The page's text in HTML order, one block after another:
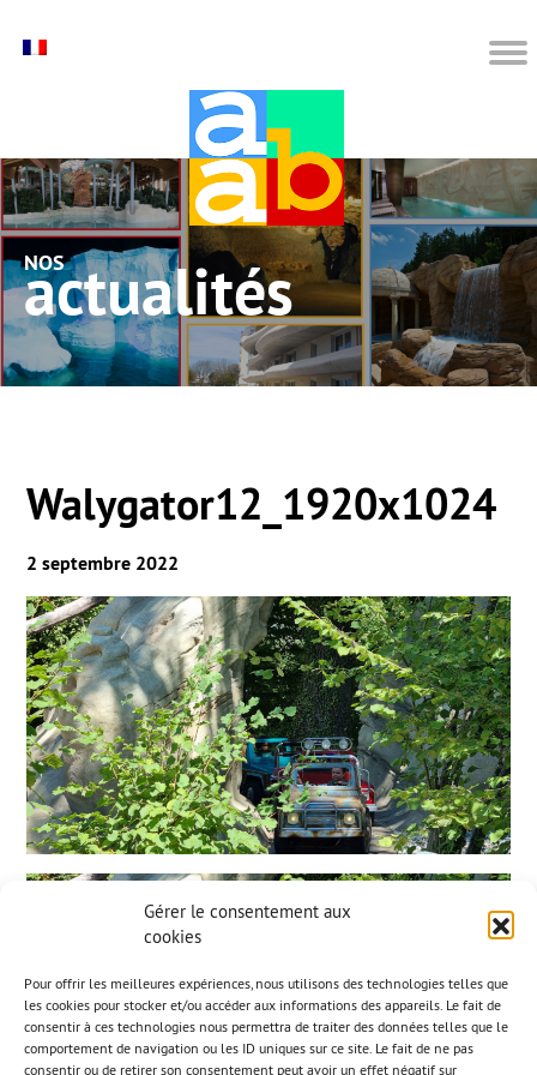
Gérer le consentement aux
cookies
Pour offrir les meilleures expériences, nous utilisons des technologies telles que
les cookies pour stocker et/ou accéder aux informations des appareils. Le fait de
consentir à ces technologies nous permettra de traiter des données telles que le
comportement de navigation ou les ID uniques sur ce site. Le fait de ne pas
consentir ou de retirer son consentement peut avoir un effet négatif sur
nos actualités
Walygator12_1920x1024
2 septembre 2022